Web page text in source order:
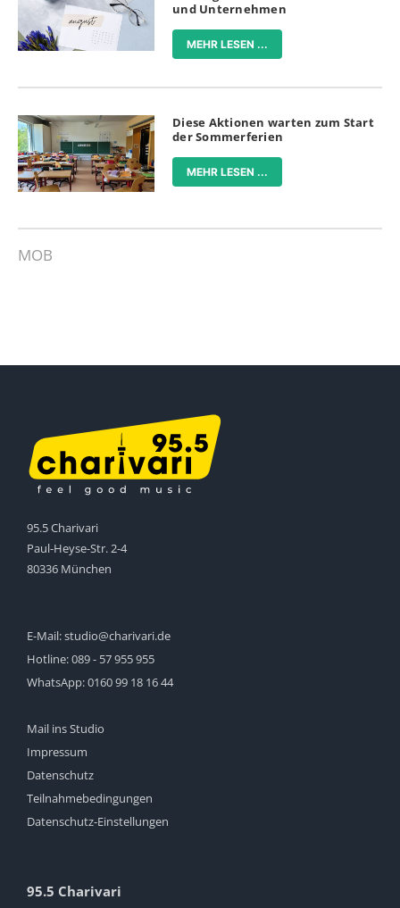
und Unternehmen
MEHR LESEN ...
Diese Aktionen warten zum Start
der Sommerferien
MEHR LESEN ...
MOB
95.5 Charivari
Paul-Heyse-Str. 2-4
80336 München
E-Mail:studio@charivari.de
Hotline:089 - 57 955 955
WhatsApp:0160 99 18 16 44
Mail ins Studio
Impressum
Datenschutz
Teilnahmebedingungen
Datenschutz-Einstellungen
95.5 Charivari